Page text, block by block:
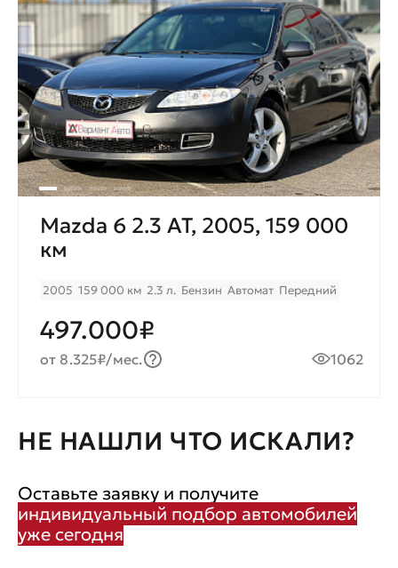
Mazda 6 2.3 AT, 2005, 159 000
км
2005 159 000 км 2.3 л. Бензин Автомат Передний
497.000₽
от 8.325₽/мес. 1062
НЕ НАШЛИ ЧТО ИСКАЛИ?
Оставьте заявку и получите
индивидуальный подбор автомобилей
уже сегодня